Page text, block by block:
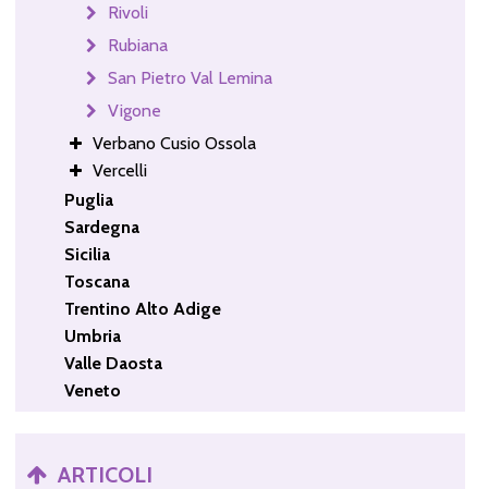
Rivoli
Rubiana
San Pietro Val Lemina
Vigone
Verbano Cusio Ossola
Vercelli
Puglia
Sardegna
Sicilia
Toscana
Trentino Alto Adige
Umbria
Valle Daosta
Veneto
ARTICOLI